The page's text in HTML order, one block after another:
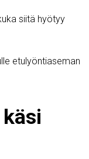
siitä hyötyy
etulyöntiaseman